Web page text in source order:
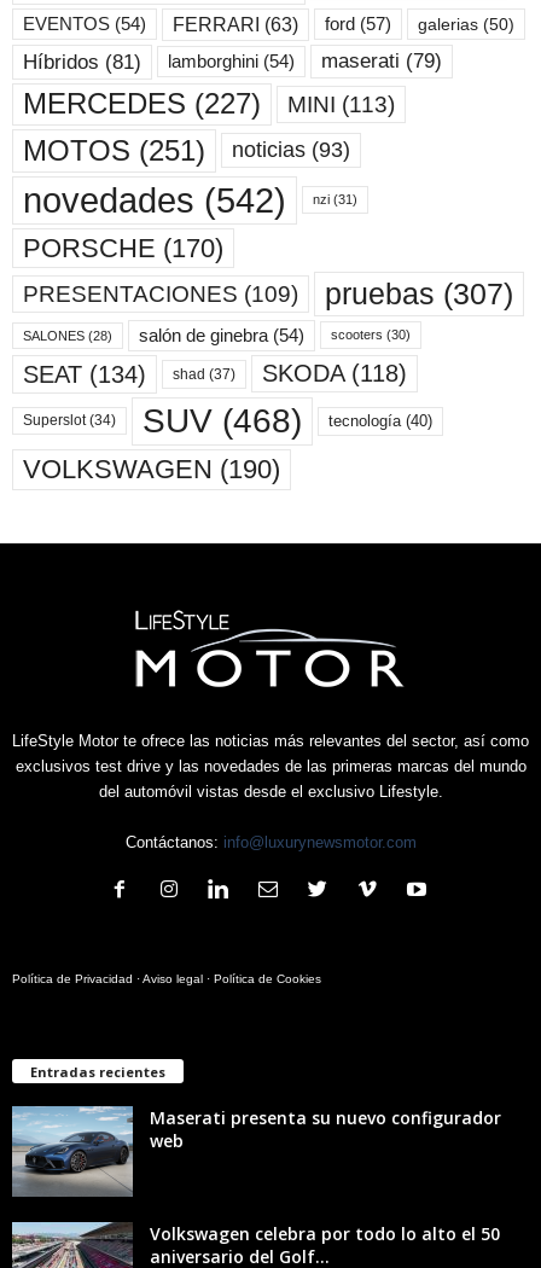
EVENTOS (54) FERRARI (63) ford (57) galerias (50)
Híbridos (81) lamborghini (54) maserati (79)
MERCEDES (227) MINI (113)
MOTOS (251) noticias (93)
novedades (542) nzi (31)
PORSCHE (170)
PRESENTACIONES (109) pruebas (307)
SALONES (28) salón de ginebra (54) scooters (30)
SEAT (134) shad (37) SKODA(118)
Superslot(34) SUV (468) tecnología (40)
VOLKSWAGEN (190)
LifeStyle Motor te ofrece las noticias más relevantes del sector, así como
exclusivos test drive y las novedades de las primeras marcas del mundo
del automóvil vistas desde el exclusivo Lifestyle.
Contáctanos: info@luxurynewsmotor.com
Política de Privacidad ·Aviso legal · Política de Cookies
Entradas recientes
Maserati presenta su nuevo configurador
web
Volkswagen celebra por todo lo alto el 50
aniversario del Golf...